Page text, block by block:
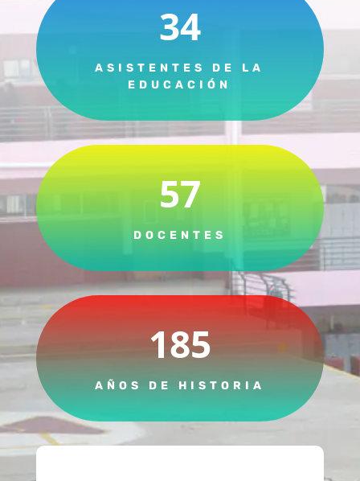
34
ASISTENTES DE LA
EDUCACIÓN
57
DOCENTES
185
AÑOS DE HISTORIA